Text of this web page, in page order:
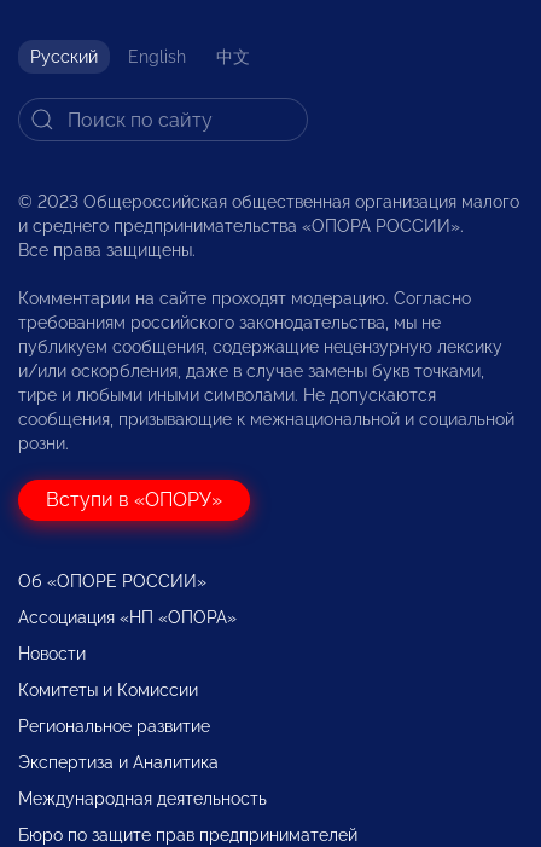
Русский English 中文
© 2023 Общероссийская общественная организация малого
и среднего предпринимательства «ОПОРА РОССИИ».
Все права защищены.
Комментарии на сайте проходят модерацию. Согласно
требованиям российского законодательства, мы не
публикуем сообщения, содержащие нецензурную лексику
и/или оскорбления, даже в случае замены букв точками,
тире и любыми иными символами. Не допускаются
сообщения, призывающие к межнациональной и социальной
розни.
Вступи в «ОПОРУ»
Об «ОПОРЕ РОССИИ»
Ассоциация «НП «ОПОРА»
Новости
Комитеты и Комиссии
Региональное развитие
Экспертиза и Аналитика
Международная деятельность
Бюро по защите прав предпринимателей